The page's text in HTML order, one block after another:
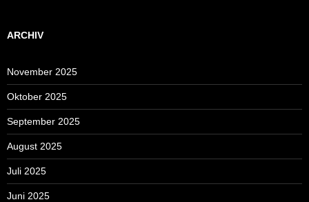
ARCHIV
November 2025
Oktober 2025
September 2025
August 2025
Juli 2025
Juni 2025